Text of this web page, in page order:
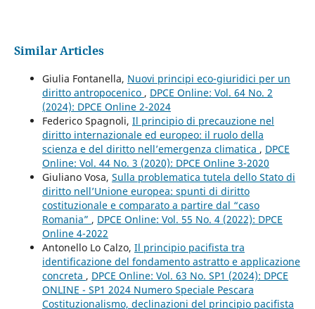
Similar Articles
Giulia Fontanella, Nuovi principi eco-giuridici per un
diritto antropocenico , DPCE Online: Vol. 64 No. 2
(2024): DPCE Online 2-2024
Federico Spagnoli, Il principio di precauzione nel
diritto internazionale ed europeo: il ruolo della
scienza e del diritto nell’emergenza climatica , DPCE
Online: Vol. 44 No. 3 (2020): DPCE Online 3-2020
Giuliano Vosa, Sulla problematica tutela dello Stato di
diritto nell’Unione europea: spunti di diritto
costituzionale e comparato a partire dal “caso
Romania” , DPCE Online: Vol. 55 No. 4 (2022): DPCE
Online 4-2022
Antonello Lo Calzo, Il principio pacifista tra
identificazione del fondamento astratto e applicazione
concreta , DPCE Online: Vol. 63 No. SP1 (2024): DPCE
ONLINE - SP1 2024 Numero Speciale Pescara
Costituzionalismo, declinazioni del principio pacifista